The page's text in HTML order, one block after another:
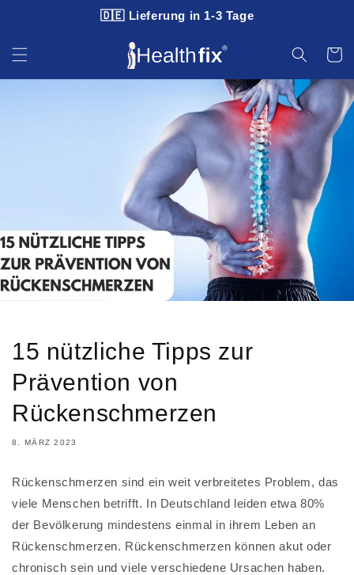
🇩🇪 Lieferung in 1-3 Tage
15 nützliche Tipps zur
Prävention von
Rückenschmerzen
8. MÄRZ 2023
Rückenschmerzen sind ein weit verbreitetes Problem, das
viele Menschen betrifft. In Deutschland leiden etwa 80%
der Bevölkerung mindestens einmal in ihrem Leben an
Rückenschmerzen. Rückenschmerzen können akut oder
chronisch sein und viele verschiedene Ursachen haben.